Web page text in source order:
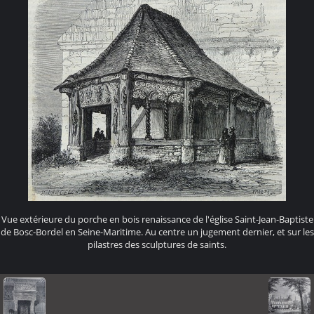
Vue extérieure du porche en bois renaissance de l'église Saint-Jean-Baptiste
de Bosc-Bordel en Seine-Maritime. Au centre un jugement dernier, et sur les
pilastres des sculptures de saints.